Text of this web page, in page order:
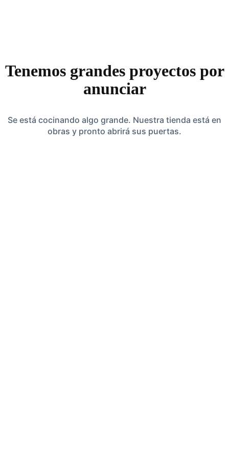
Tenemos grandes proyectos por
anunciar
Se está cocinando algo grande. Nuestra tienda está en
obras y pronto abrirá sus puertas.